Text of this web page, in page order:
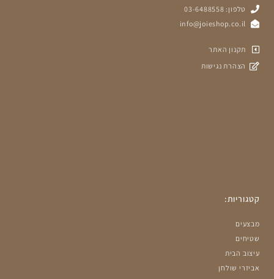
טלפון: 03-6488558
info@joieshop.co.il
תקנון האתר
הצהרת נגישות
קטגוריות:
מבצעים
שטיחים
עיצוב הבית
אביזרי שולחן